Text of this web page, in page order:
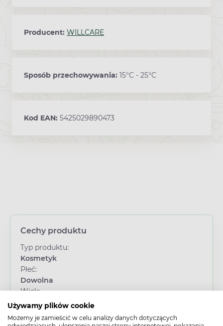
Używamy plików cookie
Możemy je zamieścić w celu analizy danych dotyczących
Producent: WILLCARE
Sposób przechowywania: 15°C - 25°C
Kod EAN: 5425029890473
Cechy produktu
Typ produktu:
Kosmetyk
Płeć:
Dowolna
Wiek:
Dorosły / Senior
Część ciała: